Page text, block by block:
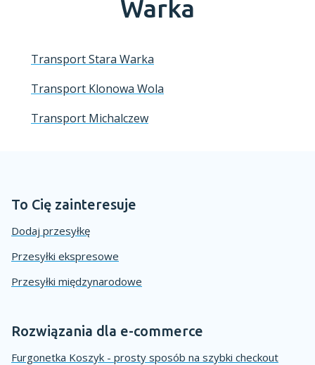
Warka
Transport Stara Warka
Transport Klonowa Wola
Transport Michalczew
To Cię zainteresuje
Dodaj przesyłkę
Przesyłki ekspresowe
Przesyłki międzynarodowe
Rozwiązania dla e-commerce
Furgonetka Koszyk - prosty sposób na szybki checkout